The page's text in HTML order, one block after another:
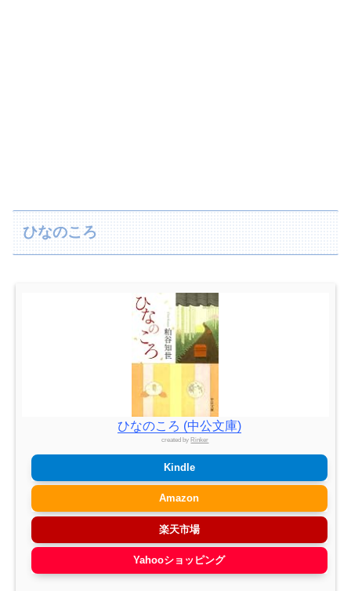
ひなのころ
ひなのころ (中公文庫)
created by Rinker
Kindle
Amazon
楽天市場
Yahooショッピング